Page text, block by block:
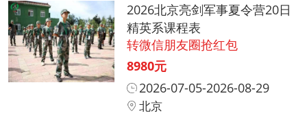
2026北京亮剑军事夏令营20日
精英系课程表
转微信朋友圈抢红包
8980元
2026-07-05-2026-08-29
北京